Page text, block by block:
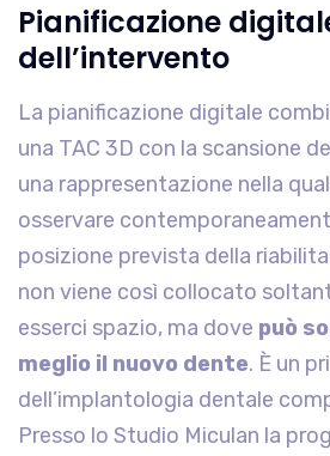
Pianificazione
dell’intervento
La pianificazione digitale
una TAC 3D con la scansione
una rappresentazione nella
osservare
posizione prevista della
non viene così collocato
esserci spazio, ma dove può
meglio il nuovo dente. È un
dell’implantologia dentale
Presso lo Studio Miculan la